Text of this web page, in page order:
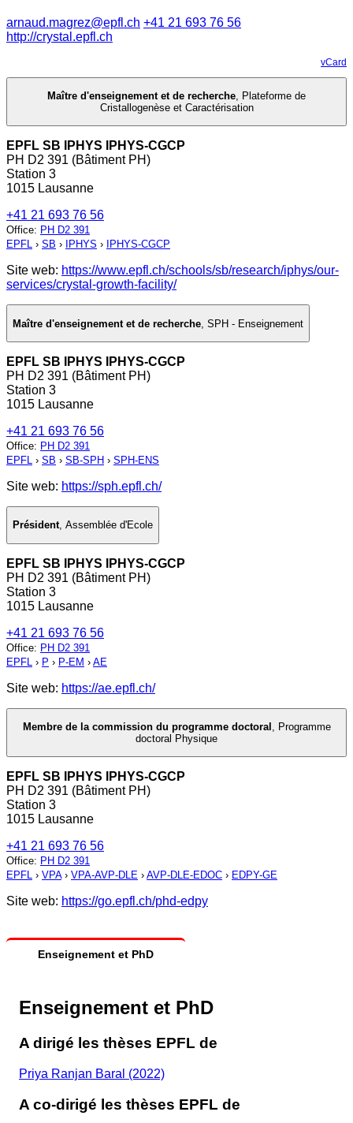
arnaud.magrez@epfl.ch +41 21 693 76 56
http://crystal.epfl.ch
vCard
Maître d'enseignement et de recherche, Plateforme de
Cristallogenèse et Caractérisation
EPFL SB IPHYS IPHYS-CGCP
PH D2 391 (Bâtiment PH)
Station 3
1015 Lausanne
+41 21 693 76 56
Office: PH D2 391
EPFL › SB › IPHYS › IPHYS-CGCP
Site web: https://www.epfl.ch/schools/sb/research/iphys/our-
services/crystal-growth-facility/
Maître d'enseignement et de recherche SPH - Enseignement
EPFL SB IPHYS IPHYS-CGCP
PH D2 391 (Bâtiment PH)
Station 3
1015 Lausanne
+41 21 693 76 56
Office: PH D2 391
EPFL › SB › SB-SPH › SPH-ENS
Site web: https://sph.epfl.ch/
Président, Assemblée d'Ecole
EPFL SB IPHYS IPHYS-CGCP
PH D2 391 (Bâtiment PH)
Station 3
1015 Lausanne
+41 21 693 76 56
Office: PH D2 391
EPFL › P › P-EM › AE
Site web: https://ae.epfl.ch/
Membre de la commission du programme doctoral , Programme
doctoral Physique
EPFL SB IPHYS IPHYS-CGCP
PH D2 391 (Bâtiment PH)
Station 3
1015 Lausanne
+41 21 693 76 56
Office: PH D2 391
EPFL › VPA› VPA-AVP-DLE › AVP-DLE-EDOC › EDPY-GE
Site web: https://go.epfl.ch/phd-edpy
Enseignement et PhD
Enseignement et PhD
A dirigé les thèses EPFL de
Priya Ranjan Baral (2022)
A co-dirigé les thèses EPFL de